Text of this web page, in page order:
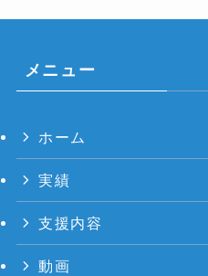
メニュー
ホーム
実績
支援内容
動画